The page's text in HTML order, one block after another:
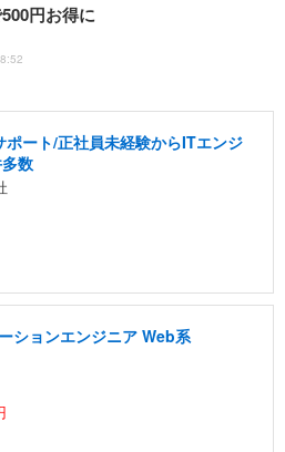
円お得に
ート/正社員未経験からITエンジ
数
ションエンジニア Web系